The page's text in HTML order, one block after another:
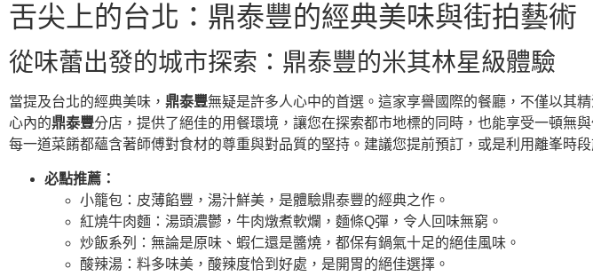
舌尖上的台北：鼎泰豐的經典美味與街拍藝術
從味蕾出發的城市探索：鼎泰豐的米其林星級體驗
當提及台北的經典美味， 鼎泰豐無疑是許多人心中的首選。這家享譽國際的餐廳，不僅以其
心內的鼎泰豐分店，提供了絕佳的用餐環境，讓您在探索都市地標的同時，也能享受一頓無
每一道菜餚都蘊含著師傅對食材的尊重與對品質的堅持。建議您提前預訂，或是利用離峯時
必點推薦：
小籠包：皮薄餡豐，湯汁鮮美，是體驗鼎泰豐的經典之作。
紅燒牛肉麵：湯頭濃鬱，牛肉燉煮軟爛，麵條Q彈，令人回味無窮。
炒飯系列：無論是原味、蝦仁還是醬燒，都保有鍋氣十足的絕佳風味。
酸辣湯：料多味美，酸辣度恰到好處，是開胃的絕佳選擇。